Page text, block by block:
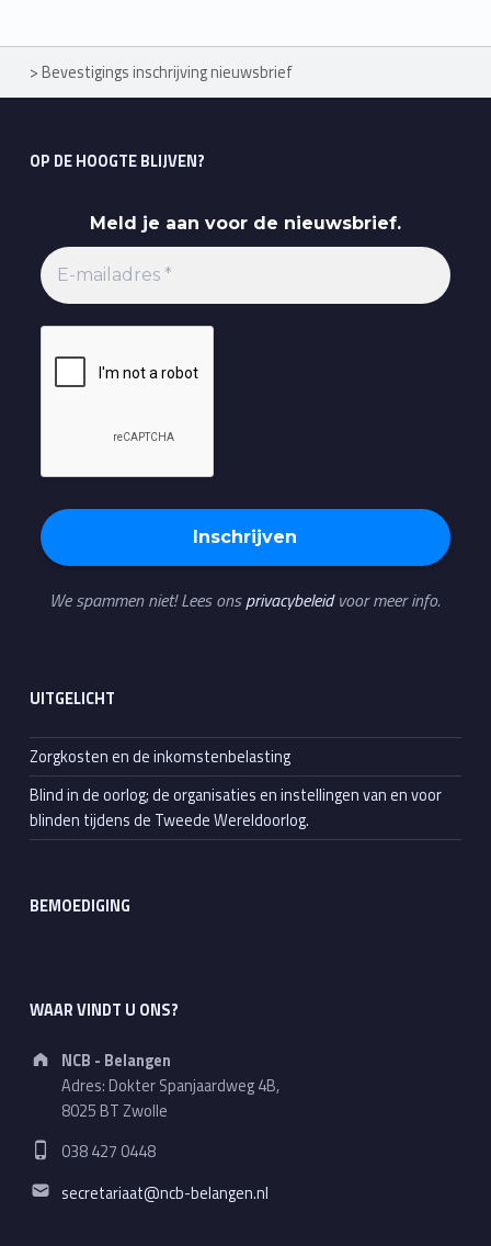
> Bevestigings inschrijving nieuwsbrief
OP DE HOOGTE BLIJVEN?
Meld je aan voor de nieuwsbrief.
We spammen niet! Lees onsprivacybeleidvoor meer info.
UITGELICHT
Zorgkosten en de inkomstenbelasting
Blind in de oorlog; de organisaties en instellingen van en voor
blinden tijdens de Tweede Wereldoorlog.
BEMOEDIGING
WAAR VINDT U ONS?
Address:
NCB - Belangen
Adres: Dokter Spanjaardweg 4B,
8025 BT Zwolle
Phone number:
038 427 0448
Email address:
secretariaat@ncb-belangen.nl